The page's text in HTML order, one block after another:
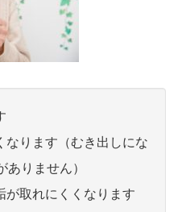
なります（むき出しにな
ありません）
が取れにくくなります